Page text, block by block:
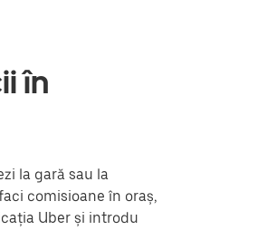
în
la gară sau la
comisioane în oraș,
Uber și introdu